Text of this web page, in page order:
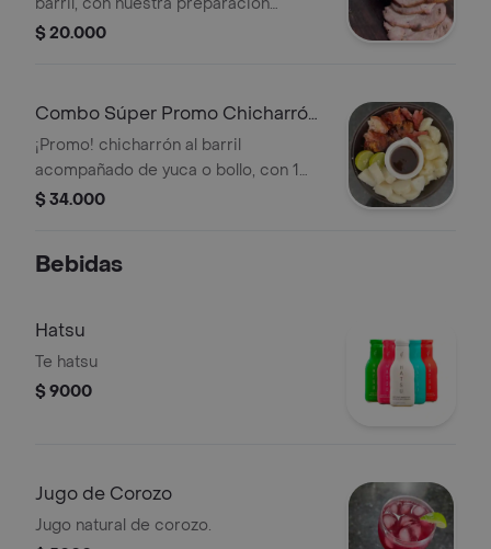
especial, acompañado de nuestra
$ 20.000
Combo Súper Promo Chicharrón
+ Chorizo
¡Promo! chicharrón al barril
acompañado de yuca o bollo, con 1
porción de chorizo al barril y 1
$ 34.000
Bebidas
Hatsu
Te hatsu
$ 9000
Jugo de Corozo
Jugo natural de corozo.